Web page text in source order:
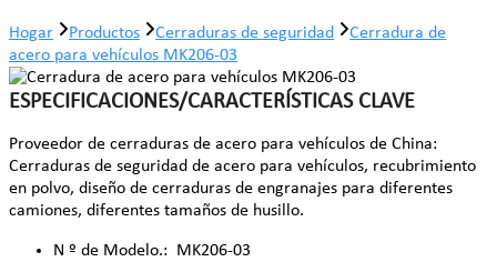
Hogar Productos Cerraduras de seguridad
Cerradura de
acero para vehículos MK206-03
ESPECIFICACIONES/CARACTERÍSTICAS CLAVE
Proveedor de cerraduras de acero para vehículos de China:
Cerraduras de seguridad de acero para vehículos, recubrimiento
en polvo, diseño de cerraduras de engranajes para diferentes
camiones, diferentes tamaños de husillo.
N º de Modelo.:
MK206-03